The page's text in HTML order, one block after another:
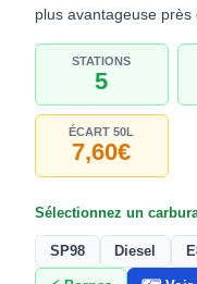
plus avantageuse
STATIONS
5
ÉCART 50L
7,60€
Sélectionnez un
SP98 Diesel